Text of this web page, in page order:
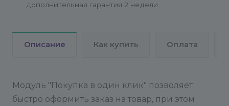
дополнительная гарантия 2 недели
Описание Как купить Оплата
Модуль "Покупка в один клик" позволяет
быстро оформить заказ на товар, при этом